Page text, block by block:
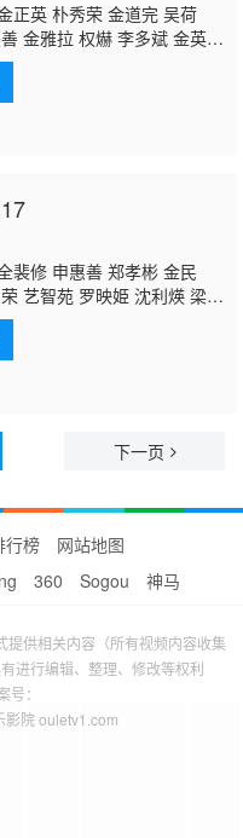
正英 朴秀荣 金道完 吴荷
金雅拉 权爀 李多斌 金英
吴美燕 李錫俊 李英珍 申淡
Shin·Chang-joo 丁夏潭 郑
善 崔智娜 徐碧浚 池敏赫 金
裴修 申惠善 郑孝彬 金民
艺智苑 罗映姫 沈利煐 梁世
郑时律 李政吉 李秀仁 安承
朴贤贞 朴宗勋 任秉基 郑釉
下一页
行榜
网站地图
360 Sogou 神马
供相关内容（所有视频内容收集
进行编辑、整理、修改等权利
号：
院 ouletv1.com